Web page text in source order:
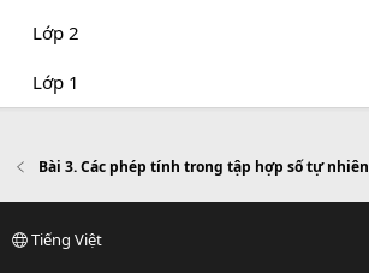
Lớp 2
Lớp 1
Bài 3. Các phép tính trong tập hợp số tự nhiên
Tiếng Việt